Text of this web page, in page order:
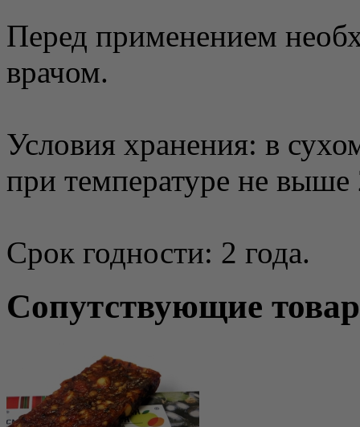
Перед применением
врачом.
Условия хранения: в
при температуре не выше
Срок годности: 2 года.
Сопутствующие